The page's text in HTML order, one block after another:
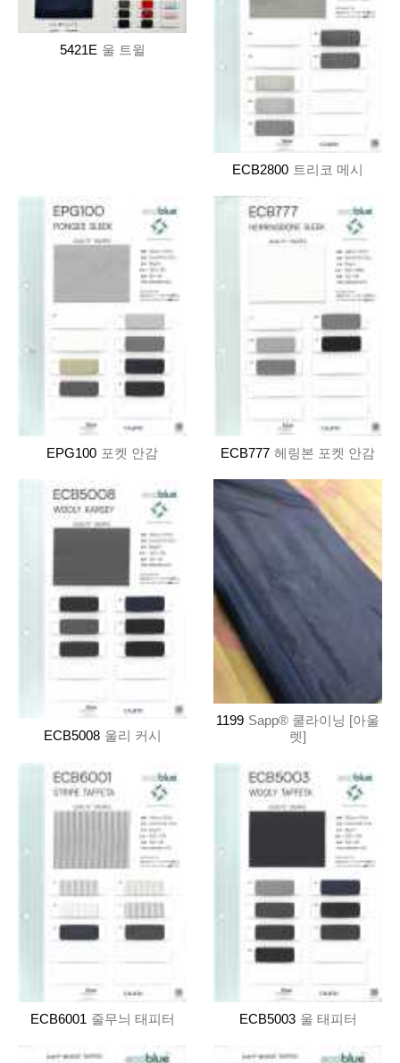
5421E 울 트윌
ECB2800 트리코 메시
EPG100 포켓 안감 ECB777 헤링본 포켓 안감
ECB5008 울리 커시
1199 Sapp® 쿨라이닝 [아울
렛]
ECB6001 줄무늬 태피터 ECB5003 울 태피터